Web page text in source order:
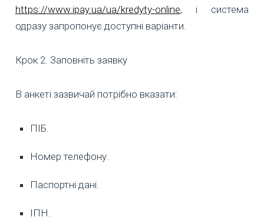
https://www.ipay.ua/ua/kredyty-online, і система
одразу запропонує доступні варіанти.
Крок 2. Заповніть заявку
В анкеті зазвичай потрібно вказати:
ПІБ.
Номер телефону.
Паспортні дані.
ІПН.